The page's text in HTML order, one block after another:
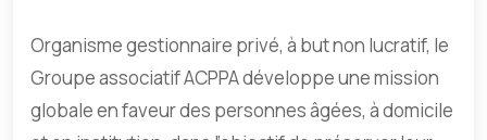
Organisme gestionnaire privé, à but non lucratif, le
Groupe associatif ACPPA développe une mission
globale en faveur des personnes âgées, à domicile